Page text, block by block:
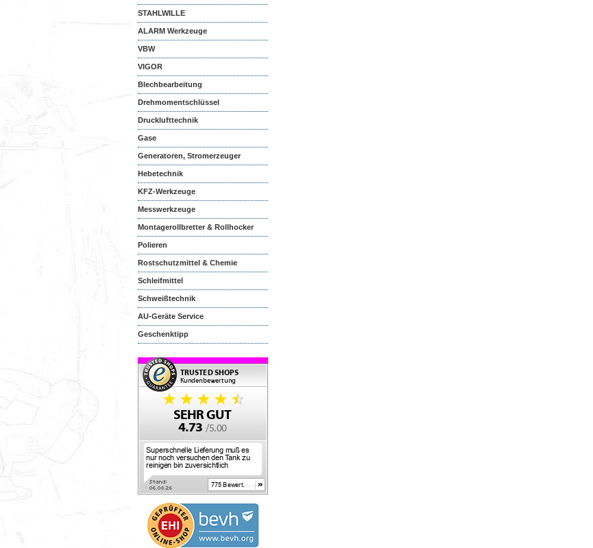
STAHLWILLE
ALARM Werkzeuge
VBW
VIGOR
Blechbearbeitung
Drehmomentschlüssel
Drucklufttechnik
Gase
Generatoren, Stromerzeuger
Hebetechnik
KFZ-Werkzeuge
Messwerkzeuge
Montagerollbretter & Rollhocker
Polieren
Rostschutzmittel & Chemie
Schleifmittel
Schweißtechnik
AU-Geräte Service
Geschenktipp